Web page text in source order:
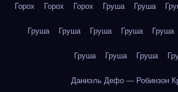
Горох Горох Горох Груша Груша
Груша Груша Груша Груша Груша
Груша Груша Груша
Даниэль Дефо — Робинзон